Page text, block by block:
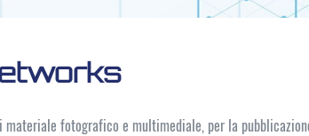
fotografico e multimediale, per la